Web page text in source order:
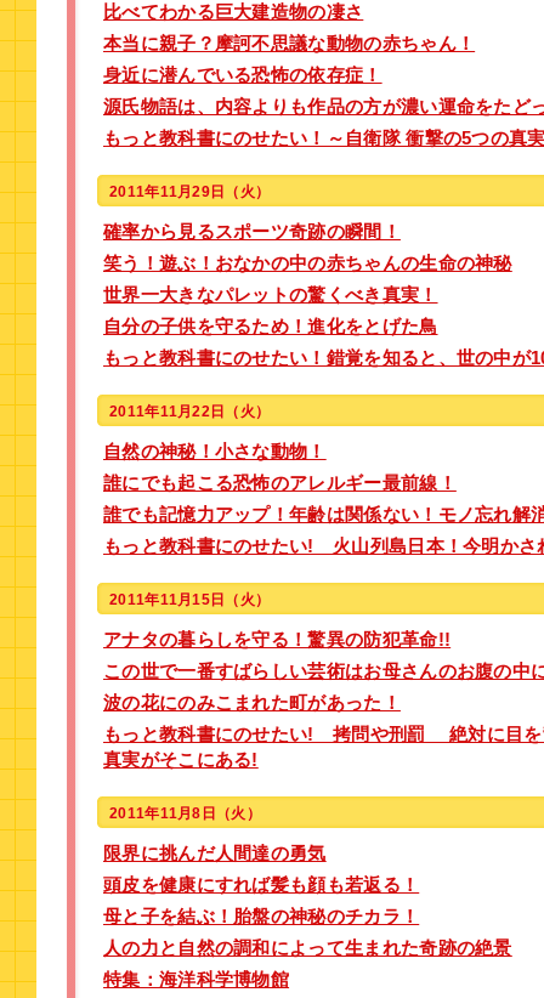
比べてわかる巨大建造物の凄さ
本当に親子？摩訶不思議な動物の赤ちゃん！
身近に潜んでいる恐怖の依存症！
源氏物語は、内容よりも作品の方が濃い運命をたど
もっと教科書にのせたい！～自衛隊 衝撃の5つの真
2011年11月29日（火）
確率から見るスポーツ奇跡の瞬間！
笑う！遊ぶ！おなかの中の赤ちゃんの生命の神秘
世界一大きなパレットの驚くべき真実！
自分の子供を守るため！進化をとげた鳥
もっと教科書にのせたい！錯覚を知ると、世の中が
2011年11月22日（火）
自然の神秘！小さな動物！
誰にでも起こる恐怖のアレルギー最前線！
誰でも記憶力アップ！年齢は関係ない！モノ忘れ解
もっと教科書にのせたい! 火山列島日本！今明かさ
2011年11月15日（火）
アナタの暮らしを守る！驚異の防犯革命!!
この世で一番すばらしい芸術はお母さんのお腹の中
波の花にのみこまれた町があった！
もっと教科書にのせたい! 拷問や刑罰 絶対に目を
真実がそこにある!
2011年11月8日（火）
限界に挑んだ人間達の勇気
頭皮を健康にすれば髪も顔も若返る！
母と子を結ぶ！胎盤の神秘のチカラ！
人の力と自然の調和によって生まれた奇跡の絶景
特集：海洋科学博物館